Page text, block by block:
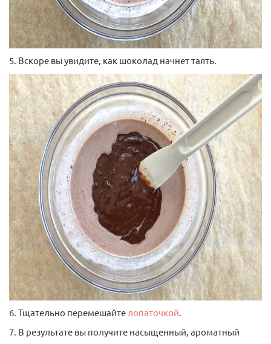
5. Вскоре вы увидите, как шоколад начнет таять.
6. Тщательно перемешайте лопаточкой.
7. В результате вы получите насыщенный, ароматный